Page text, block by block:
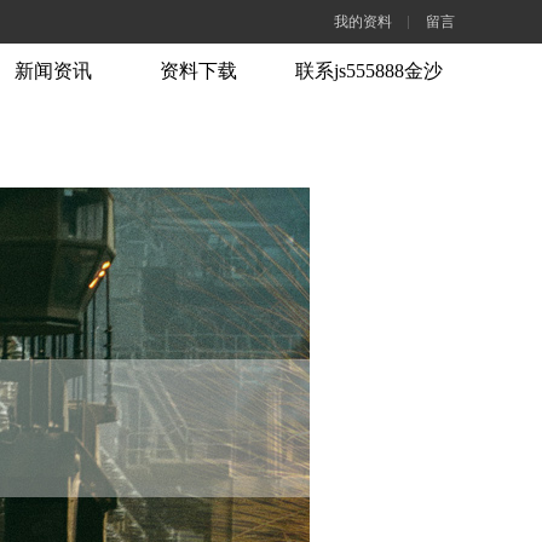
我的资料 留言
新闻资讯 资料下载 联系js555888金沙